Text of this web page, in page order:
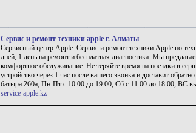
Сервис и ремонт техники apple г. Алматы
Сервисный центр Apple. Сервис и ремонт техники Apple по
дней, 1 день на ремонт и бесплатная диагностика. Мы
комфортное обслуживание. Не теряйте время на поездки в
устройство через 1 час после вашего звонка и доставит
батыра 260а; Пн-Пт с 10:00 до 19:00, Сб с 11:00 до 18:00, ВС
service-apple.kz